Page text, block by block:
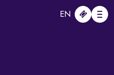
EN